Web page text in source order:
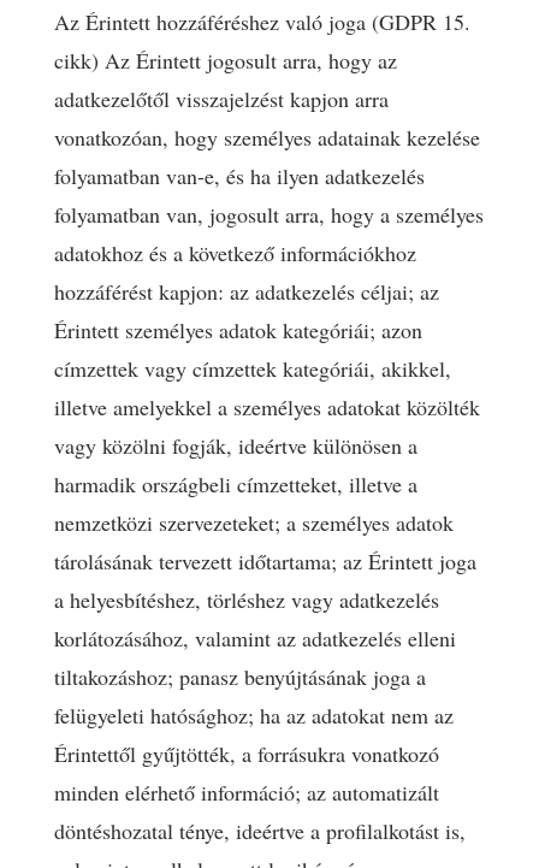
Az Érintett hozzáféréshez való joga (GDPR 15.
cikk) Az Érintett jogosult arra, hogy az
adatkezelőtől visszajelzést kapjon arra
vonatkozóan, hogy személyes adatainak kezelése
folyamatban van-e, és ha ilyen adatkezelés
folyamatban van, jogosult arra, hogy a személyes
adatokhoz és a következő információkhoz
hozzáférést kapjon: az adatkezelés céljai; az
Érintett személyes adatok kategóriái; azon
címzettek vagy címzettek kategóriái, akikkel,
illetve amelyekkel a személyes adatokat közölték
vagy közölni fogják, ideértve különösen a
harmadik országbeli címzetteket, illetve a
nemzetközi szervezeteket; a személyes adatok
tárolásának tervezett időtartama; az Érintett joga
a helyesbítéshez, törléshez vagy adatkezelés
korlátozásához, valamint az adatkezelés elleni
tiltakozáshoz; panasz benyújtásának joga a
felügyeleti hatósághoz; ha az adatokat nem az
Érintettől gyűjtötték, a forrásukra vonatkozó
minden elérhető információ; az automatizált
döntéshozatal ténye, ideértve a profilalkotást is,